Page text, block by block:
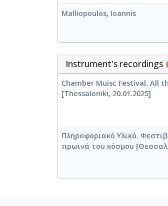
Malliopoulos, Ιοannis
Instrument's recordings
Chamber Muisc Festival. All
[Thessaloniki, 20.01.2025]
Πληροφοριακό Υλικό.
πρωινά του κόσμου